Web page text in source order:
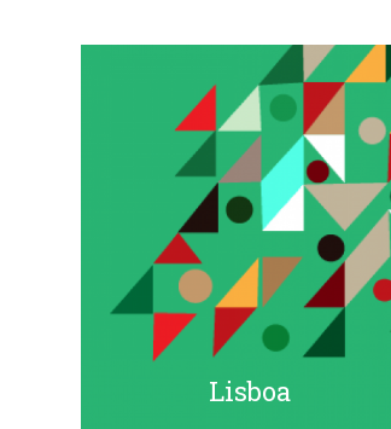
Lisboa